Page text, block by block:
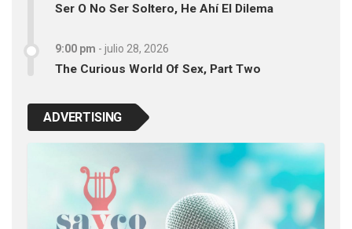
Ser O No Ser Soltero, He Ahí El Dilema
9:00 pm - julio 28, 2026
The Curious World Of Sex, Part Two
ADVERTISING